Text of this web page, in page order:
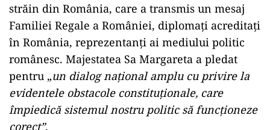
străin din România, care a transmis un mesaj
Familiei Regale a României, diplomaţi acreditaţi
în România, reprezentanţi ai mediului politic
românesc. Majestatea Sa Margareta a pledat
pentru „un dialog naţional amplu cu privire la
evidentele obstacole constituţionale, care
împiedică sistemul nostru politic să funcţioneze
corect”.